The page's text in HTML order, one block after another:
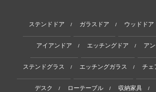
ステンドドア / ガラスドア / ウッドドア
アイアンドア / エッチングドア / ア
ステンドグラス / エッチングガラス / チェ
デスク / ローテーブル / 収納家具 /